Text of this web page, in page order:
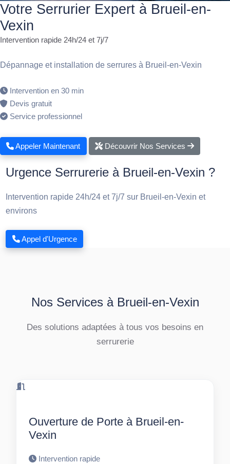
Votre Serrurier Expert à Brueil-en-
Vexin
Intervention rapide 24h/24 et 7j/7
Dépannage et installation de serrures à Brueil-en-Vexin
Intervention en 30 min
Devis gratuit
Service professionnel
Appeler Maintenant Découvrir Nos Services
Urgence Serrurerie à Brueil-en-Vexin ?
Intervention rapide 24h/24 et 7j/7 sur Brueil-en-Vexin et
environs
Appel d'Urgence
Nos Services à Brueil-en-Vexin
Des solutions adaptées à tous vos besoins en
serrurerie
Ouverture de Porte à Brueil-en-
Vexin
Intervention rapide